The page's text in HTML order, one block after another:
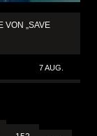
VON „SAVE
7 AUG.